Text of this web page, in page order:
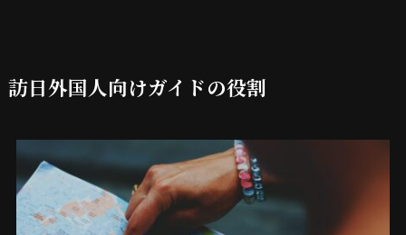
訪日外国人向けガイドの役割